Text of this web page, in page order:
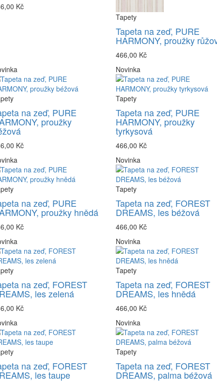
Kč
Tapety
Tapeta na zeď, PURE
HARMONY, proužky
466,00 Kč
na zeď, PURE
proužky
Kč
Novinka
Tapety
Tapeta na zeď, PURE
HARMONY, proužky
tyrkysová
466,00 Kč
na zeď, PURE
proužky hnědá
Kč
Novinka
Tapety
Tapeta na zeď, FOREST
DREAMS, les béžová
466,00 Kč
na zeď, FOREST
les zelená
Kč
Novinka
Tapety
Tapeta na zeď, FOREST
DREAMS, les hnědá
466,00 Kč
na zeď, FOREST
les taupe
Novinka
Tapety
Tapeta na zeď, FOREST
DREAMS, palma béžová